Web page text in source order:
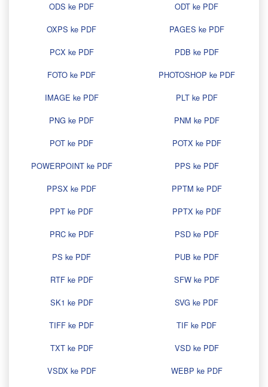
ODS ke PDF
ODT ke PDF
OXPS ke PDF
PAGES ke PDF
PCX ke PDF
PDB ke PDF
FOTO ke PDF
PHOTOSHOP ke PDF
IMAGE ke PDF
PLT ke PDF
PNG ke PDF
PNM ke PDF
POT ke PDF
POTX ke PDF
POWERPOINT ke PDF
PPS ke PDF
PPSX ke PDF
PPTM ke PDF
PPT ke PDF
PPTX ke PDF
PRC ke PDF
PSD ke PDF
PS ke PDF
PUB ke PDF
RTF ke PDF
SFW ke PDF
SK1 ke PDF
SVG ke PDF
TIFF ke PDF
TIF ke PDF
TXT ke PDF
VSD ke PDF
VSDX ke PDF
WEBP ke PDF